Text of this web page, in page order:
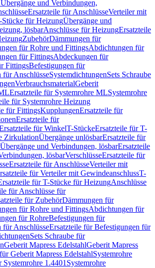
und Verbindungen,
Ersatzteile für AnschlüsseVerteiler mit
Stücke für HeizungÜbergänge und
lösbarAnschlüsse für HeizungErsatzteile
ZubehörDämmungen für
für Rohre und FittingsAbdichtungen für
für FittingsAbdeckungen für
FittingsBefestigungen für
für AnschlüsseSystemdichtungenSets Schraube
VerbrauchsmaterialGeberit
Ersatzteile für Systemrohre MLSystemrohre
für Systemrohre Heizung
für FittingsKupplungenErsatzteile für
Ersatzteile für
für WinkelT-StückeErsatzteile für T-
ZirkulationÜbergänge unlösbarErsatzteile für
Übergänge und Verbindungen, lösbarErsatzteile
lösbarVerschlüsseErsatzteile für
Ersatzteile für AnschlüsseVerteiler mit
für Verteiler mit GewindeanschlussT-
für T-Stücke für HeizungAnschlüsse
für Anschlüsse für
für ZubehörDämmungen für
für Rohre und FittingsAbdichtungen für
für RohreBefestigungen für
für AnschlüsseErsatzteile für Befestigungen für
Sets Schraube für
Geberit Mapress EdelstahlGeberit Mapress
Geberit Mapress EdelstahlSystemrohre
Systemrohre 1.4401 Systemrohre